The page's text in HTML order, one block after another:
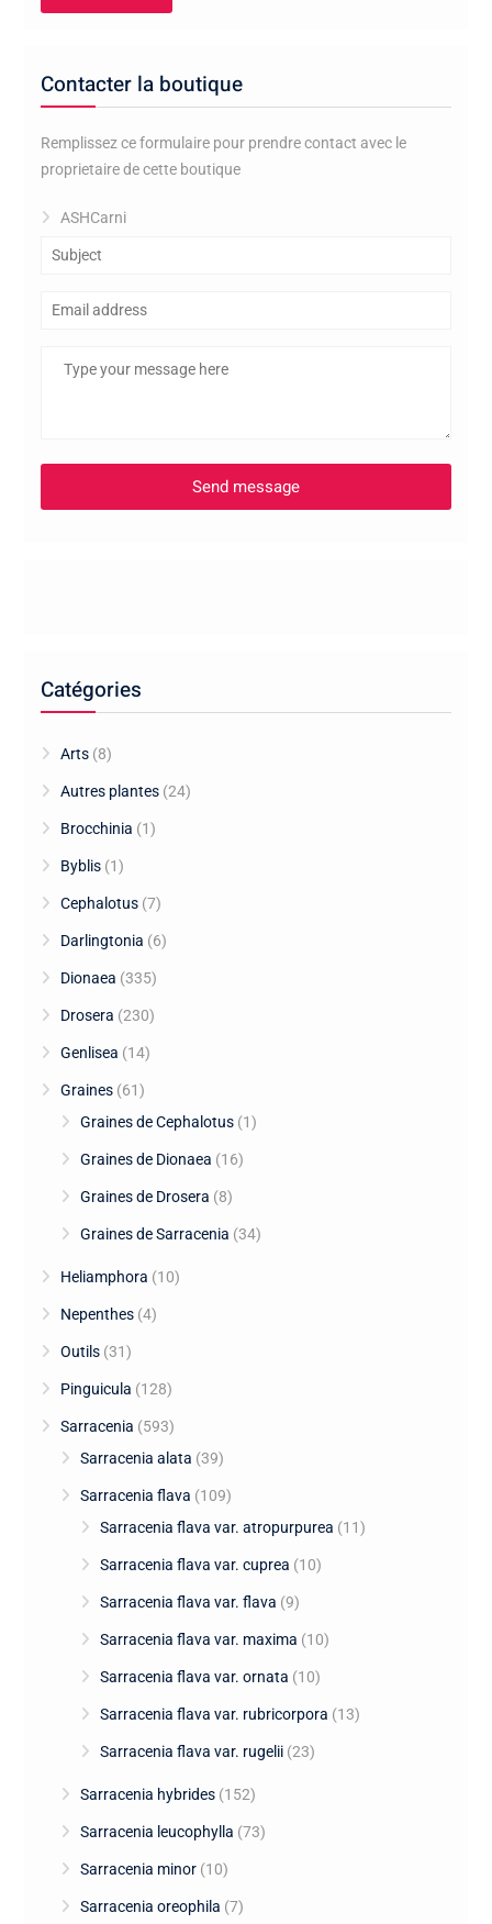
Contacter la boutique
Remplissez ce formulaire pour prendre contact avec le
proprietaire de cette boutique
ASHCarni
Catégories
Arts (8)
Autres plantes (24)
Brocchinia (1)
Byblis (1)
Cephalotus (7)
Darlingtonia (6)
Dionaea (335)
Drosera (230)
Genlisea (14)
Graines (61)
Graines de Cephalotus (1)
Graines de Dionaea (16)
Graines de Drosera (8)
Graines de Sarracenia (34)
Heliamphora (10)
Nepenthes (4)
Outils (31)
Pinguicula (128)
Sarracenia (593)
Sarracenia alata (39)
Sarracenia flava (109)
Sarracenia flava var. atropurpurea (11)
Sarracenia flava var. cuprea (10)
Sarracenia flava var. flava (9)
Sarracenia flava var. maxima (10)
Sarracenia flava var. ornata (10)
Sarracenia flava var. rubricorpora (13)
Sarracenia flava var. rugelii (23)
Sarracenia hybrides (152)
Sarracenia leucophylla (73)
Sarracenia minor (10)
Sarracenia oreophila (7)